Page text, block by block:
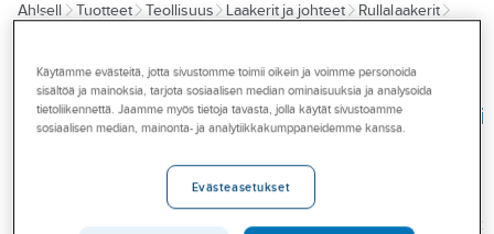
Myymälät
Konseptit
Palvelut
Ahlsell Tuotteet Teollisuus Laakerit ja johteet
Rullalaakerit
ISB
Kartiorullalaakeri
KARTIORULLALAAKERI
ISB 30206
Tuotenumero T20005802
Käytämme evästeitä, jotta sivustomme toimii oikein ja voimme personoida
sisältöä ja mainoksia, tarjota sosiaalisen median ominaisuuksia ja analysoida
tietoliikennettä. Jaamme myös tietoja tavasta, jolla käytät sivustoamme
sosiaalisen median, mainonta- ja analytiikkakumppaneidemme kanssa.
Evästeasetukset